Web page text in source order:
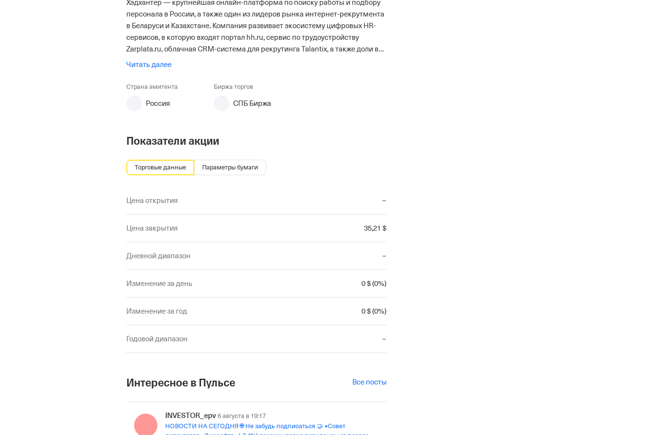
Хэдхантер — крупнейшая онлайн-платформа по поиску работы и подбору
персонала в России, а также один из лидеров рынка интернет-рекрутмента
в Беларуси и Казахстане. Компания развивает экосистему цифровых HR-
сервисов, в которую входят портал hh.ru, сервис по трудоустройству
Zarplata.ru, облачная CRM-система для рекрутинга Talantix, а также доли в
проектах Skillaz, Dreamjob, HRlink и Edstein. Хэдхантер предоставляет
размещению вакансий, автоматизации подбора персонала и HR-
карьерные инструменты. База hh.ru содержит более 85 млн резюме и
мировых сайтов по трудоустройству и ежедневно обрабатывает миллионы
Читать далее
Страна эмитента
Россия
Биржа торгов
СПБ Биржа
Показатели акции
Торговые данные Параметры бумаги
Цена открытия –
Цена закрытия 35,21 $
Дневной диапазон –
Изменение за день 0$(0%)
Изменение за год 0$(0%)
Годовой диапазон –
Интересное в Пульсе Все посты
INVESTOR_epv 6 августа в 19:17
НОВОСТИ НА СЕГОДНЯ 🌐 Не забудь подписаться 🤝 ▪️Совет